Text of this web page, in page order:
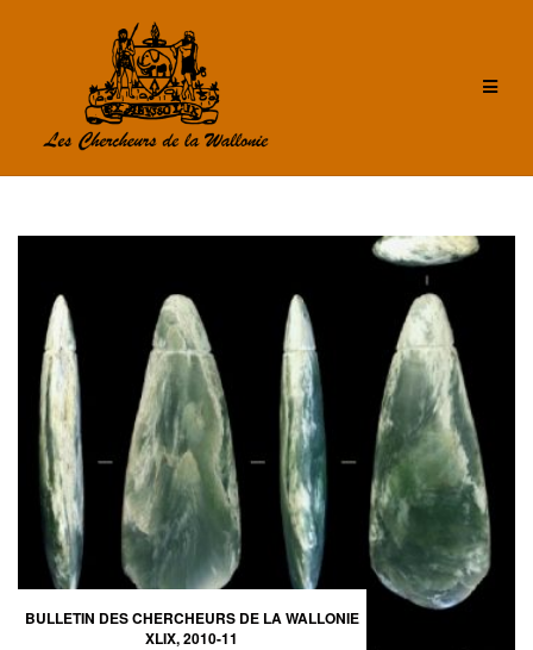
BULLETIN DES CHERCHEURS DE LA WALLONIE
XLIX, 2010-11